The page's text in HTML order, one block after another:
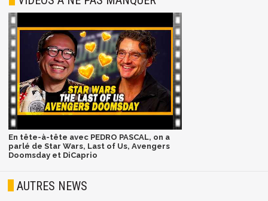
En tête-à-tête avec PEDRO PASCAL, on a
parlé de Star Wars, Last of Us, Avengers
Doomsday et DiCaprio
AUTRES NEWS